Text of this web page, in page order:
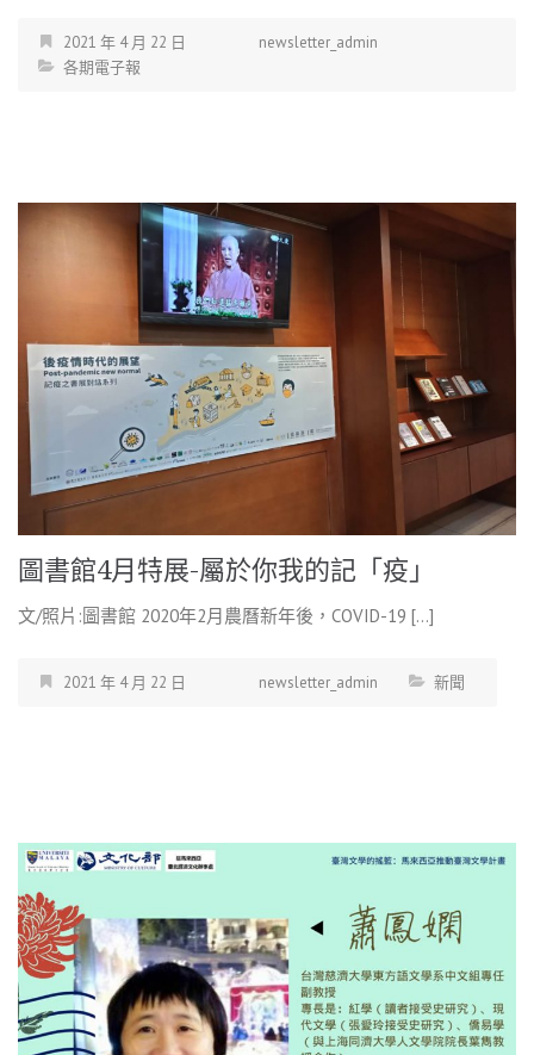
2021 年 4 月 22 日
newsletter_admin
各期電子報
圖書館4月特展-屬於你我的記「疫」
文/照片:圖書館 2020年2月農曆新年後，COVID-19 […]
2021 年 4 月 22 日 newsletter_admin 新聞